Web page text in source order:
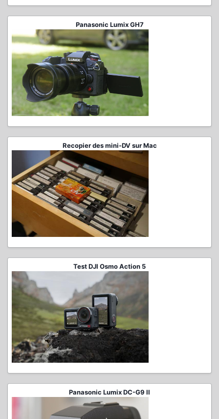
Panasonic Lumix GH7
Recopier des mini-DV sur Mac
Test DJI Osmo Action 5
Panasonic Lumix DC-G9 II